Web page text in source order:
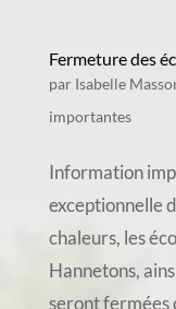
Fermeture des
par Isabelle
importantes
Information
exceptionnelle
chaleurs, les
Hannetons,
seront fermées